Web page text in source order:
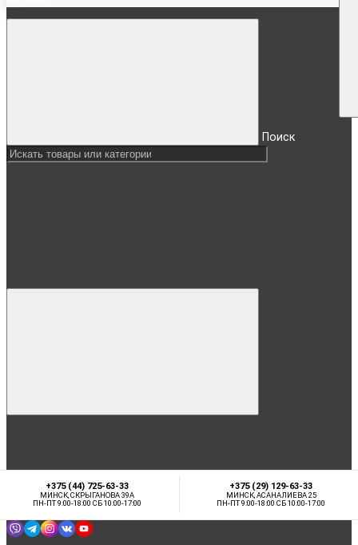
Поиск
+375 (44) 725-63-33
МИНСК, СКРЫГАНОВА 39А
ПН-ПТ 9:00-18:00 СБ 10:00-17:00
+375 (29) 129-63-33
МИНСК, АСАНАЛИЕВА 25
ПН-ПТ 9:00-18:00 СБ 10:00-17:00